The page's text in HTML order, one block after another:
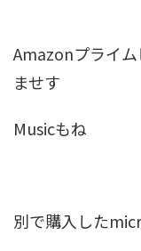
Amazonプライ
ませす
Musicもね
別で購入した